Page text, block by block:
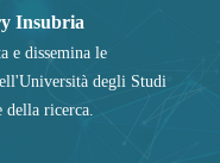
Insubria
e dissemina le
degli Studi
della ricerca.